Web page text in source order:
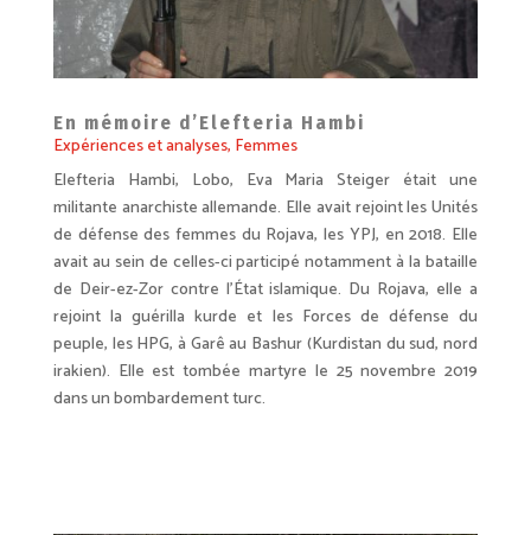
En mémoire d’Elefteria Hambi
Expériences et analyses, Femmes
Elefteria Hambi, Lobo, Eva Maria Steiger était une
militante anarchiste allemande. Elle avait rejoint les Unités
de défense des femmes du Rojava, les YPJ, en 2018. Elle
avait au sein de celles-ci participé notamment à la bataille
de Deir-ez-Zor contre l’État islamique. Du Rojava, elle a
rejoint la guérilla kurde et les Forces de défense du
peuple, les HPG, à Garê au Bashur (Kurdistan du sud, nord
irakien). Elle est tombée martyre le 25 novembre 2019
dans un bombardement turc.